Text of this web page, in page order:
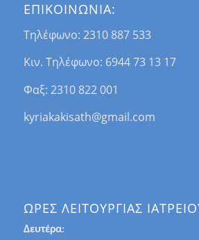
ΕΠΙΚΟΙΝΩΝΙΑ:
Τηλέφωνο: 2310 887 533
Κιν. Τηλέφωνο: 6944 73 13 17
Φαξ: 2310 822 001
kyriakakisath@gmail.com
ΩΡΕΣ ΛΕΙΤΟΥΡΓΙΑΣ
Δευτέρα: